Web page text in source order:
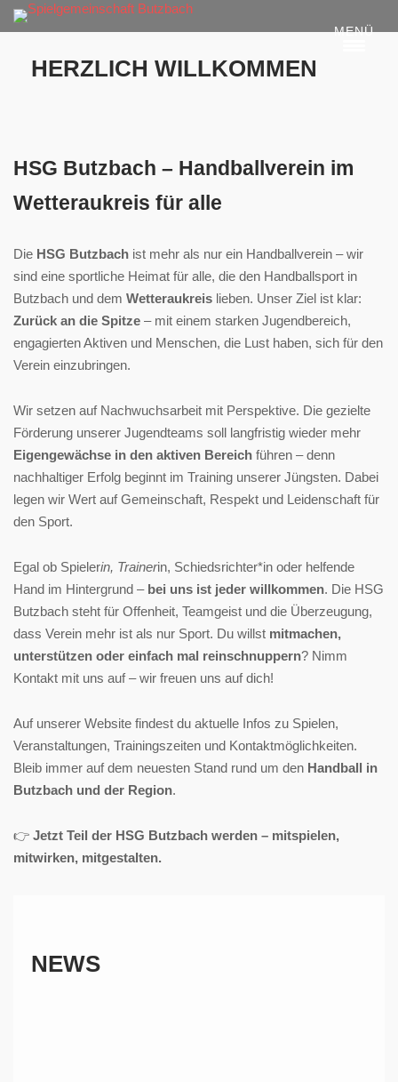
Skip
to
HERZLICH WILLKOMMEN
HSG Butzbach – Handballverein im
Wetteraukreis für alle
Die HSG Butzbach ist mehr als nur ein Handballverein – wir
sind eine sportliche Heimat für alle, die den Handballsport in
Butzbach und dem Wetteraukreis lieben. Unser Ziel ist klar:
Zurück an die Spitze – mit einem starken Jugendbereich,
engagierten Aktiven und Menschen, die Lust haben, sich für den
Verein einzubringen.
Wir setzen auf Nachwuchsarbeit mit Perspektive. Die gezielte
Förderung unserer Jugendteams soll langfristig wieder mehr
Eigengewächse in den aktiven Bereich führen – denn
nachhaltiger Erfolg beginnt im Training unserer Jüngsten. Dabei
legen wir Wert auf Gemeinschaft, Respekt und Leidenschaft für
den Sport.
Egal ob Spielerin, Trainerin, Schiedsrichter*in oder helfende
Hand im Hintergrund – bei uns ist jeder willkommen. Die HSG
Butzbach steht für Offenheit, Teamgeist und die Überzeugung,
dass Verein mehr ist als nur Sport. Du willst mitmachen,
unterstützen oder einfach mal reinschnuppern? Nimm
Kontakt mit uns auf – wir freuen uns auf dich!
Auf unserer Website findest du aktuelle Infos zu Spielen,
Veranstaltungen, Trainingszeiten und Kontaktmöglichkeiten.
Bleib immer auf dem neuesten Stand rund um den Handball in
Butzbach und der Region.
👉 Jetzt Teil der HSG Butzbach werden – mitspielen,
mitwirken, mitgestalten.
NEWS
MENÜ